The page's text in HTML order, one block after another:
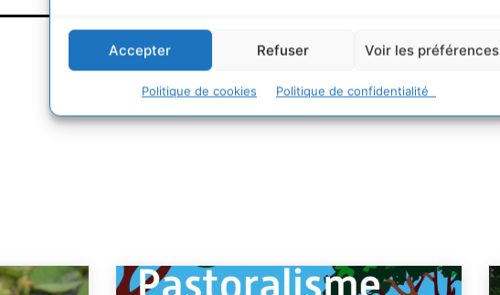
Accepter Refuser Voir les préférences
Politique de cookies Politique de confidentialité